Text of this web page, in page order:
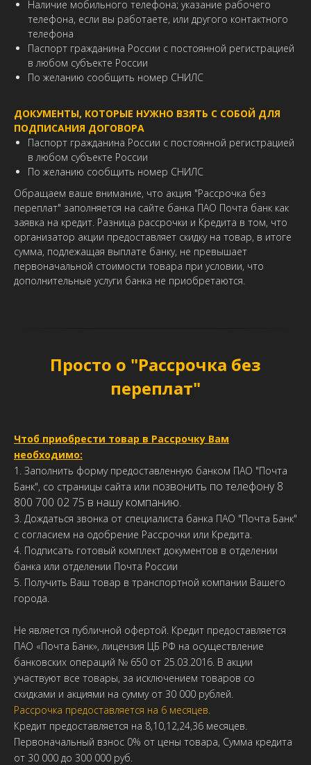
Наличие мобильного телефона; указание рабочего
телефона, если вы работаете, или другого контактного
телефона
Паспорт гражданина России с постоянной регистрацией
в любом субъекте России
По желанию сообщить номер СНИЛС
ДОКУМЕНТЫ, КОТОРЫЕ НУЖНО ВЗЯТЬ С СОБОЙ ДЛЯ
ПОДПИСАНИЯ ДОГОВОРА
Паспорт гражданина России с постоянной регистрацией
в любом субъекте России
По желанию сообщить номер СНИЛС
Обращаем ваше внимание, что акция "Рассрочка без
переплат" заполняется на сайте банка ПАО Почта банк как
заявка на кредит. Разница рассрочки и Кредита в том, что
организатор акции предоставляет скидку на товар, в итоге
сумма, подлежащая выплате банку, не превышает
первоначальной стоимости товара при условии, что
дополнительные услуги банка не приобретаются.
Просто о "Рассрочка без
переплат"
Чтоб приобрести товар в Рассрочку Вам
необходимо:
1. Заполнить форму предоставленную банком ПАО "Почта
Банк", со страницы сайта или позвонить по телефону 8
800 700 02 75 в нашу компанию.
3. Дождаться звонка от специалиста банка ПАО "Почта Банк"
с согласием на одобрение Рассрочки или Кредита.
4. Подписать готовый комплект документов в отделении
банка или отделении Почта России
5. Получить Ваш товар в транспортной компании Вашего
города.
Не является публичной офертой. Кредит предоставляется
ПАО «Почта Банк», лицензия ЦБ РФ на осуществление
банковских операций № 650 от 25.03.2016. В акции
участвуют все товары, за исключением товаров со
скидками и акциями на сумму от 30 000 рублей.
Рассрочка предоставляется на 6 месяцев.
Кредит предоставляется на 8,10,12,24,36 месяцев.
Первоначальный взнос 0% от цены товара, Сумма кредита
от 30 000 до 300 000 руб.